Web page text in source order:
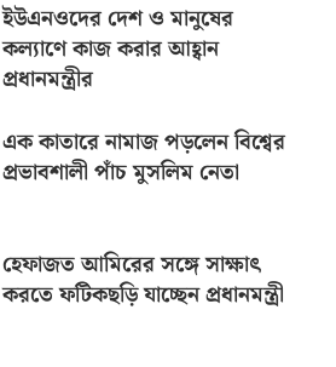
ইউএনওদের দেশ ও মানুষের
কল্যাণে কাজ করার আহ্বান
প্রধানমন্ত্রীর
এক কাতারে নামাজ পড়লেন বিশ্বের
প্রভাবশালী পাঁচ মুসলিম নেতা
হেফাজত আমিরের সঙ্গে সাক্ষাৎ
করতে ফটিকছড়ি যাচ্ছেন প্রধানমন্ত্রী